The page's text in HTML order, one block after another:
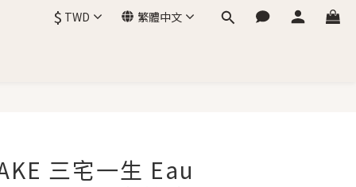
$ TWD 繁體中文
三宅一生 Eau